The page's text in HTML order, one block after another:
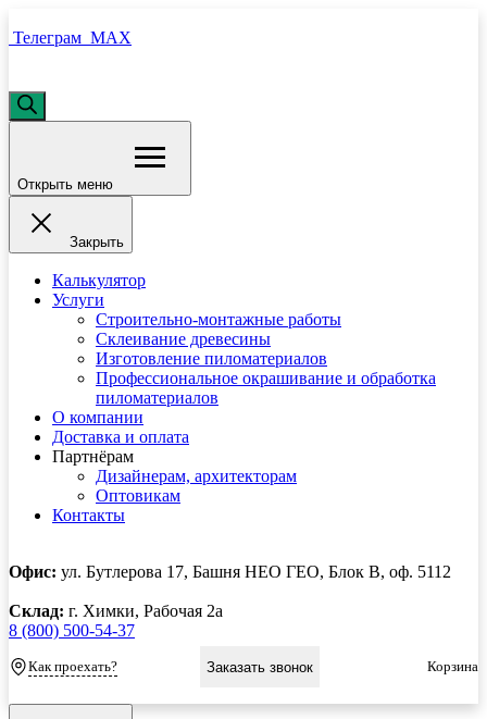
Телеграм MAX
Открыть меню
Закрыть
Калькулятор
Услуги
Строительно-монтажные работы
Склеивание древесины
Изготовление пиломатериалов
Профессиональное окрашивание и обработка
пиломатериалов
О компании
Доставка и оплата
Партнёрам
Дизайнерам, архитекторам
Оптовикам
Контакты
Офис: ул. Бутлерова 17, Башня НЕО ГЕО, Блок В, оф. 5112
Склад: г. Химки, Рабочая 2а
8 (800) 500-54-37
Как проехать? Заказать звонок Корзина